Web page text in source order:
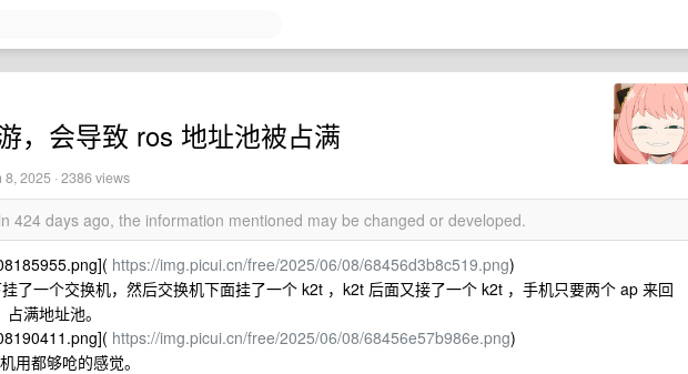
，会导致 ros 地址池被占满
8, 2025 · 2386 views
424 days ago, the information mentioned may be changed or developed.
https://img.picui.cn/free/2025/06/08/68456d3b8c519.png)
了一个交换机，然后交换机下面挂了一个 k2t ，k2t 后面又接了一个 k2t ，手机只要两个 ap 来回
满地址池。
https://img.picui.cn/free/2025/06/08/68456e57b986e.png)
用都够呛的感觉。